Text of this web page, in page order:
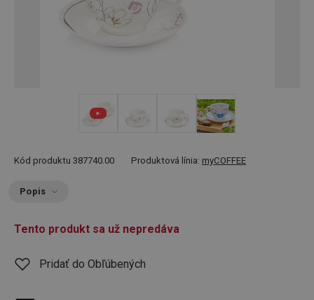
Kód produktu 387740.00 Produktová línia: myCOFFEE
Popis
Tento produkt sa už nepredáva
Pridať do Obľúbených